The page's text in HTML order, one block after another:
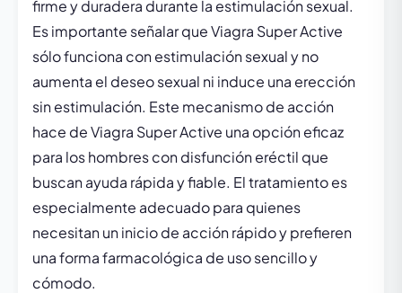
firme y duradera durante la estimulación sexual.
Es importante señalar que Viagra Super Active
sólo funciona con estimulación sexual y no
aumenta el deseo sexual ni induce una erección
sin estimulación. Este mecanismo de acción
hace de Viagra Super Active una opción eficaz
para los hombres con disfunción eréctil que
buscan ayuda rápida y fiable. El tratamiento es
especialmente adecuado para quienes
necesitan un inicio de acción rápido y prefieren
una forma farmacológica de uso sencillo y
cómodo.